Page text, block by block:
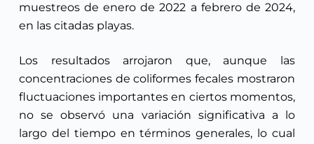
muestreos de enero de 2022 a febrero de 2024,
en las citadas playas.
Los resultados arrojaron que, aunque las
concentraciones de coliformes fecales mostraron
fluctuaciones importantes en ciertos momentos,
no se observó una variación significativa a lo
largo del tiempo en términos generales, lo cual